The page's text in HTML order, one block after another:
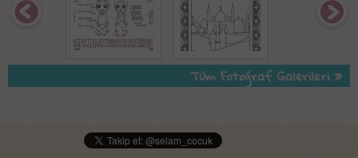
Tüm Fotoğraf Galerileri »